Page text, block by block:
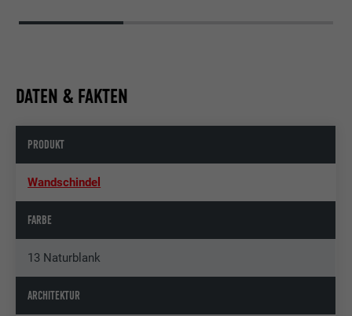
DATEN & FAKTEN
PRODUKT
Wandschindel
FARBE
13 Naturblank
ARCHITEKTUR